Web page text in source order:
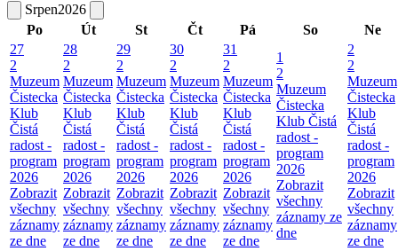
Srpen2026
Po
Út St Čt Pá So
Ne
27
2
Muzeum
Čistecka
Klub
Čistá
radost -
program
2026
Zobrazit
všechny
záznamy
ze dne
28
2
Muzeum
Čistecka
Klub
Čistá
radost -
program
2026
Zobrazit
všechny
záznamy
ze dne
29
2
Muzeum
Čistecka
Klub
Čistá
radost -
program
2026
Zobrazit
všechny
záznamy
ze dne
30
2
Muzeum
Čistecka
Klub
Čistá
radost -
program
2026
Zobrazit
všechny
záznamy
ze dne
31
2
Muzeum
Čistecka
Klub
Čistá
radost -
program
2026
Zobrazit
všechny
záznamy
ze dne
1
2
Muzeum
Čistecka
Klub Čistá
radost -
program
2026
Zobrazit
všechny
záznamy ze
dne
2
2
Muzeum
Čistecka
Klub
Čistá
radost -
program
2026
Zobrazit
všechny
záznamy
ze dne